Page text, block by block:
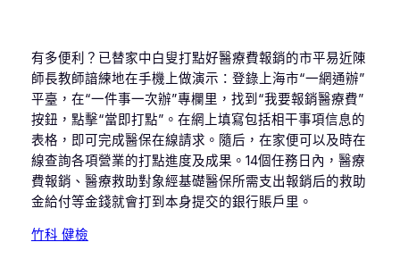
有多便利？已替家中白叟打點好醫療費報銷的市平易近陳
師長教師諳練地在手機上做演示：登錄上海市“一網通辦”
平臺，在“一件事一次辦”專欄里，找到“我要報銷醫療費”
按鈕，點擊“當即打點”。在網上填寫包括相干事項信息的
表格，即可完成醫保在線請求。隨后，在家便可以及時在
線查詢各項營業的打點進度及成果。14個任務日內，醫療
費報銷、醫療救助對象經基礎醫保所需支出報銷后的救助
金給付等金錢就會打到本身提交的銀行賬戶里。
竹科 健檢